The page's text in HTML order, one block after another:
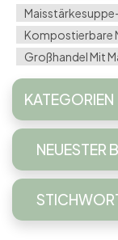
Kompostierbare
Großhandel Mit
KATEGORIEN
NEUESTER